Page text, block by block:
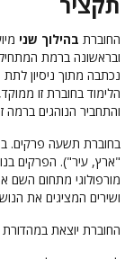
החוברת בהילוך שני
ובראשונה ברמת
נכתבה מתוך ניסיון
הלימוד בחוברת זו
והתחביר הנוהגים ברמה
בחוברת תשעה פרקים.
"ארץ, עיר"). הפרקים
מורפולוגי מתחום השם
ושירים המציגים את
החוברת יוצאת במהדורת